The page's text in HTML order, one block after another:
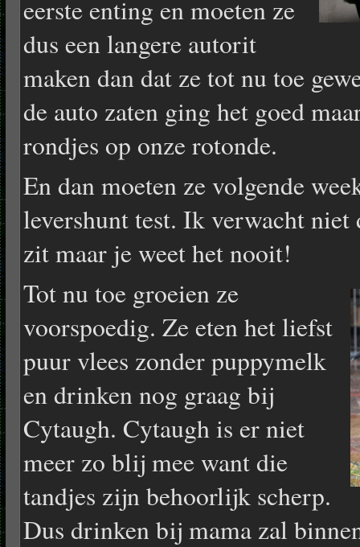
eerste enting en moeten ze
dus een langere autorit
maken dan dat ze tot nu toe
de auto zaten ging het goed
rondjes op onze rotonde.
En dan moeten ze volgende
levershunt test. Ik verwacht
zit maar je weet het nooit!
Tot nu toe groeien ze
voorspoedig. Ze eten het liefst
puur vlees zonder puppymelk
en drinken nog graag bij
Cytaugh. Cytaugh is er niet
meer zo blij mee want die
tandjes zijn behoorlijk scherp.
Dus drinken bij mama zal